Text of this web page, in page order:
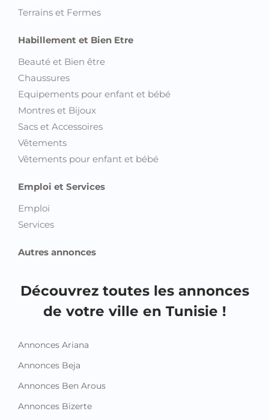
Terrains et Fermes
Habillement et Bien Etre
Beauté et Bien être
Chaussures
Equipements pour enfant et bébé
Montres et Bijoux
Sacs et Accessoires
Vêtements
Vêtements pour enfant et bébé
Emploi et Services
Emploi
Services
Autres annonces
Découvrez toutes les annonces
de votre ville en Tunisie !
Annonces Ariana
Annonces Beja
Annonces Ben Arous
Annonces Bizerte